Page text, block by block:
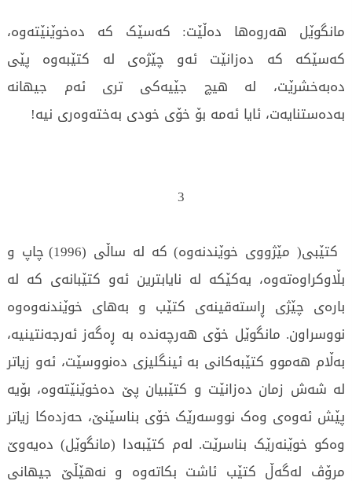
مانگوێل هەروەها دەڵێت: کەسێک کە دەخوێنێتەوە،
کەسێکە کە دەزانێت ئەو چێژەی لە کتێبەوە پێی
دەبەخشرێت، لە هیچ جێیەکی تری ئەم جیهانە
بەدەستنایەت، ئایا ئەمە بۆ خۆی خودی بەختەوەری نیە!
کتێبی( مێژووی خوێندنەوە) کە لە ساڵی (1996) چاپ و
بڵاوکراوەتەوە، یەکێکە لە نایابترین ئەو کتێبانەی کە لە
بارەی چێژی ڕاستەقینەی کتێب و بەهای خوێندنەوەوە
نووسراون. مانگوێل خۆی هەرچەندە بە ڕەگەز ئەرجەنتینیە،
بەڵام هەموو کتێبەکانی بە ئینگلیزی دەنووسێت، ئەو زیاتر
لە شەش زمان دەزانێت و کتێبیان پێ دەخوێنێتەوە، بۆیە
پێش ئەوەی وەک نووسەرێک خۆی بناسێنێ، حەزدەکا زیاتر
وەکو خوێنەرێک بناسرێت. لەم کتێبەدا (مانگوێل) دەیەوێ
مرۆڤ لەگەڵ کتێب ئاشت بکاتەوە و نەهێڵێ جیهانی